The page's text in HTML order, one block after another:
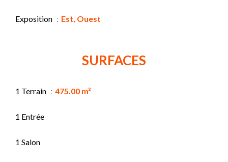
Exposition Est, Ouest
SURFACES
1 Terrain 475.00 m²
1 Entrée
1 Salon